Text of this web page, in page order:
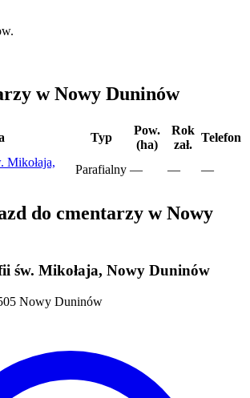
w Nowy Duninów
Typ
Pow.
(ha)
Rok
zał.
Telefon
Mikołaja,
Parafialny — — —
do cmentarzy w Nowy
św. Mikołaja, Nowy Duninów
Nowy Duninów